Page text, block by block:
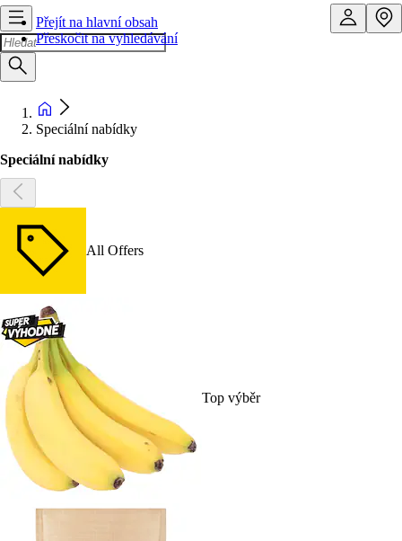
Přejít na hlavní obsah
Přeskočit na vyhledávání
Speciální nabídky
Speciální nabídky
All Offers
Top výběr